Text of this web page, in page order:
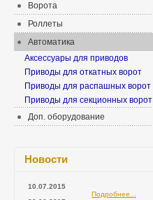
Ворота
Роллеты
Автоматика
Аксессуары для приводов
Приводы для откатных ворот
Приводы для распашных ворот
Приводы для секционных ворот
Доп. оборудование
Новости
10.07.2015
Подробнее...